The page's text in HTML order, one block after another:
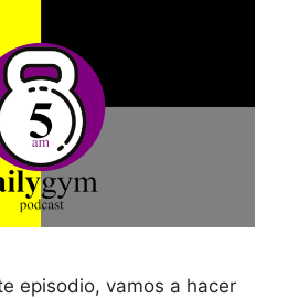
episodio, vamos a hacer